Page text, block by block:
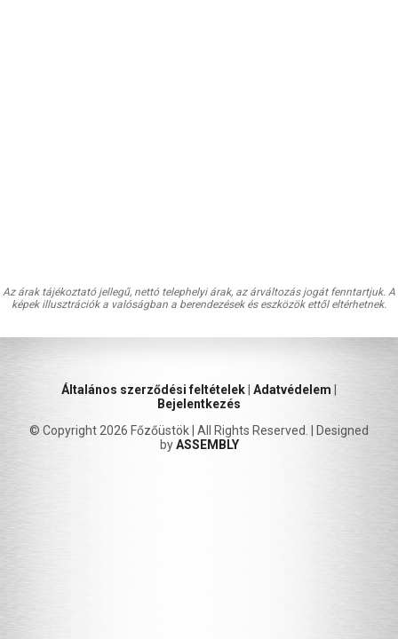
Az árak tájékoztató jellegű, nettó telephelyi árak, az árváltozás jogát fenntartjuk. A
képek illusztrációk a valóságban a berendezések és eszközök ettől eltérhetnek.
Általános szerződési feltételek Adatvédelem
Bejelentkezés
© Copyright 2026 Főzőüstök | All Rights Reserved. | Designed
byASSEMBLY